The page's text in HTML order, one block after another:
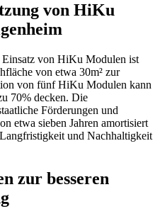
von HiKu
von HiKu Modulen ist
von etwa 30m² zur
von fünf HiKu Modulen kann
70% decken. Die
Förderungen und
etwa sieben Jahren amortisiert
und Nachhaltigkeit
zur besseren